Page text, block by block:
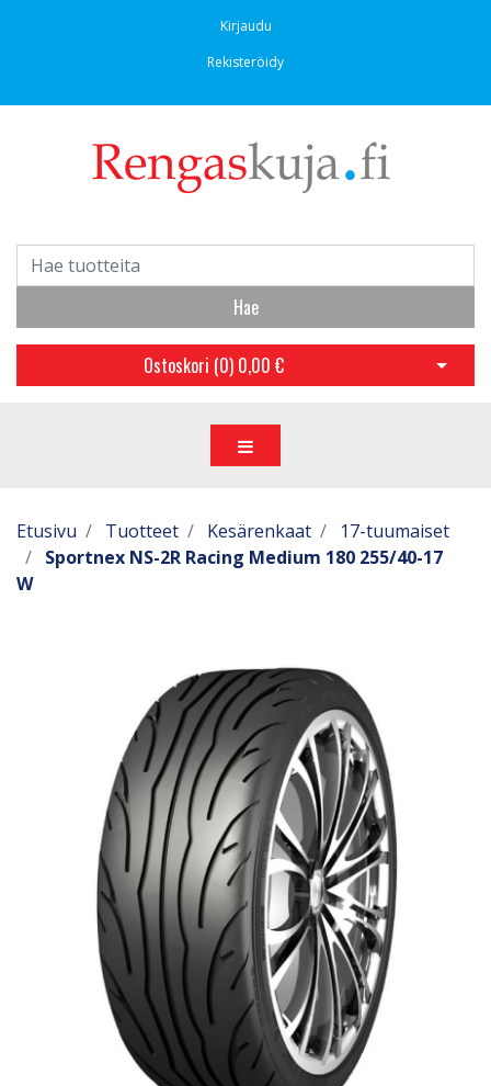
Kirjaudu
Rekisteröidy
Hae
Ostoskori (0) 0,00 € Avaa
Etusivu Tuotteet Kesärenkaat
17-tuumaiset
Sportnex NS-2R Racing Medium 180 255/40-17
W